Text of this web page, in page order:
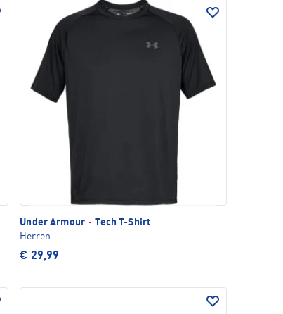
Under Armour · Tech T-Shirt
Herren
€ 29,99